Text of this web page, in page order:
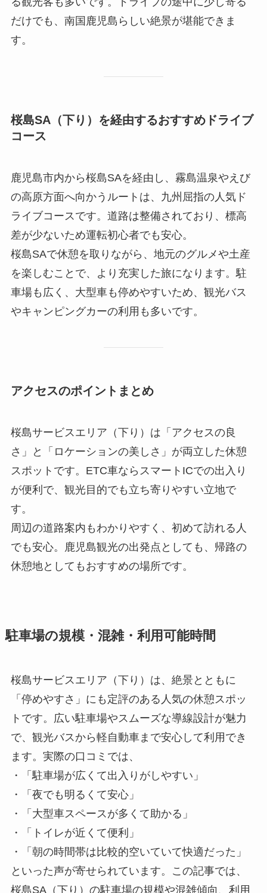
だけでも、南国鹿児島らしい絶景が堪能できま
す。
桜島SA（下り）を経由するおすすめドライブ
コース
鹿児島市内から桜島SAを経由し、霧島温泉やえび
の高原方面へ向かうルートは、九州屈指の人気ド
ライブコースです。道路は整備されており、標高
差が少ないため運転初心者でも安心。
桜島SAで休憩を取りながら、地元のグルメや土産
を楽しむことで、より充実した旅になります。駐
車場も広く、大型車も停めやすいため、観光バス
やキャンピングカーの利用も多いです。
アクセスのポイントまとめ
桜島サービスエリア（下り）は「アクセスの良
さ」と「ロケーションの美しさ」が両立した休憩
スポットです。ETC車ならスマートICでの出入り
が便利で、観光目的でも立ち寄りやすい立地で
す。
周辺の道路案内もわかりやすく、初めて訪れる人
でも安心。鹿児島観光の出発点としても、帰路の
休憩地としてもおすすめの場所です。
駐車場の規模・混雑・利用可能時間
桜島サービスエリア（下り）は、絶景とともに
「停めやすさ」にも定評のある人気の休憩スポッ
トです。広い駐車場やスムーズな導線設計が魅力
で、観光バスから軽自動車まで安心して利用でき
ます。実際の口コミでは、
・「駐車場が広くて出入りがしやすい」
・「夜でも明るくて安心」
・「大型車スペースが多くて助かる」
・「トイレが近くて便利」
・「朝の時間帯は比較的空いていて快適だった」
といった声が寄せられています。この記事では、
桜島SA（下り）の駐車場の規模や混雑傾向、利用